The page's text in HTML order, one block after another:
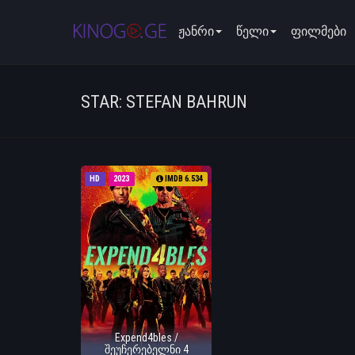
ჟანრი წელი ფილმები
STAR: STEFAN BAHRUN
HD 2023 IMDB 6.534
Expend4bles /
შეუჩერებელნი 4